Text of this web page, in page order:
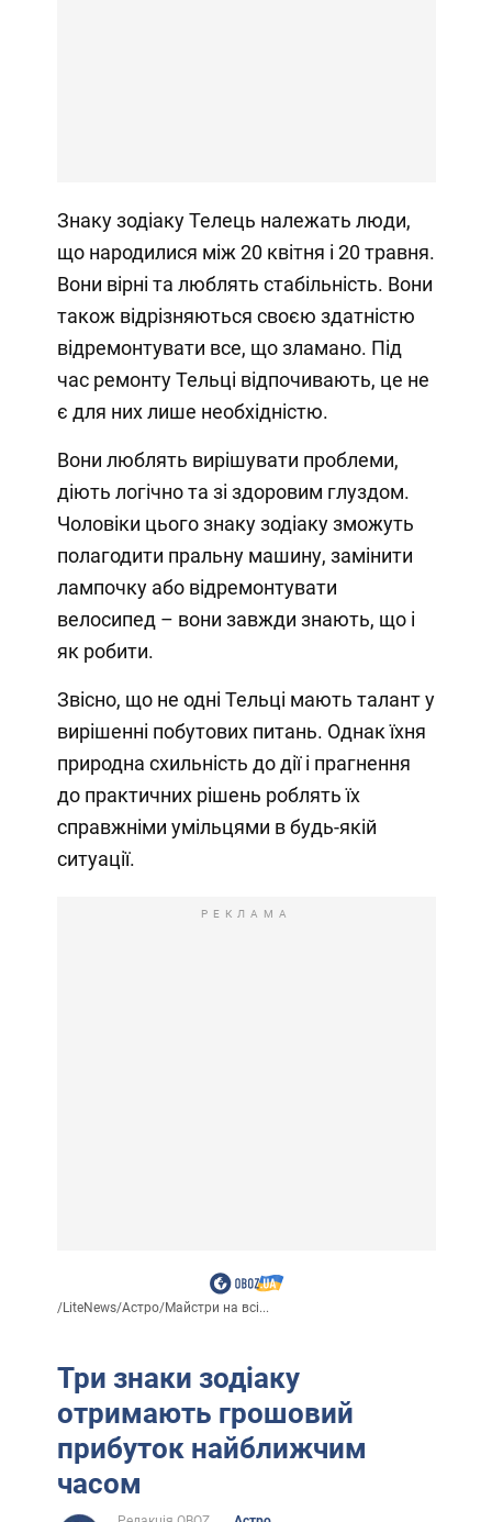
Знаку зодіаку Телець належать люди,
що народилися між 20 квітня і 20 травня.
Вони вірні та люблять стабільність. Вони
також відрізняються своєю здатністю
відремонтувати все, що зламано. Під
час ремонту Тельці відпочивають, це не
є для них лише необхідністю.
Вони люблять вирішувати проблеми,
діють логічно та зі здоровим глуздом.
Чоловіки цього знаку зодіаку зможуть
полагодити пральну машину, замінити
лампочку або відремонтувати
велосипед – вони завжди знають, що і
як робити.
Звісно, що не одні Тельці мають талант у
вирішенні побутових питань. Однак їхня
природна схильність до дії і прагнення
до практичних рішень роблять їх
справжніми умільцями в будь-якій
ситуації.
РЕКЛАМА
/LiteNews/Астро/Майстри на всі...
Три знаки зодіаку
отримають грошовий
прибуток найближчим
часом